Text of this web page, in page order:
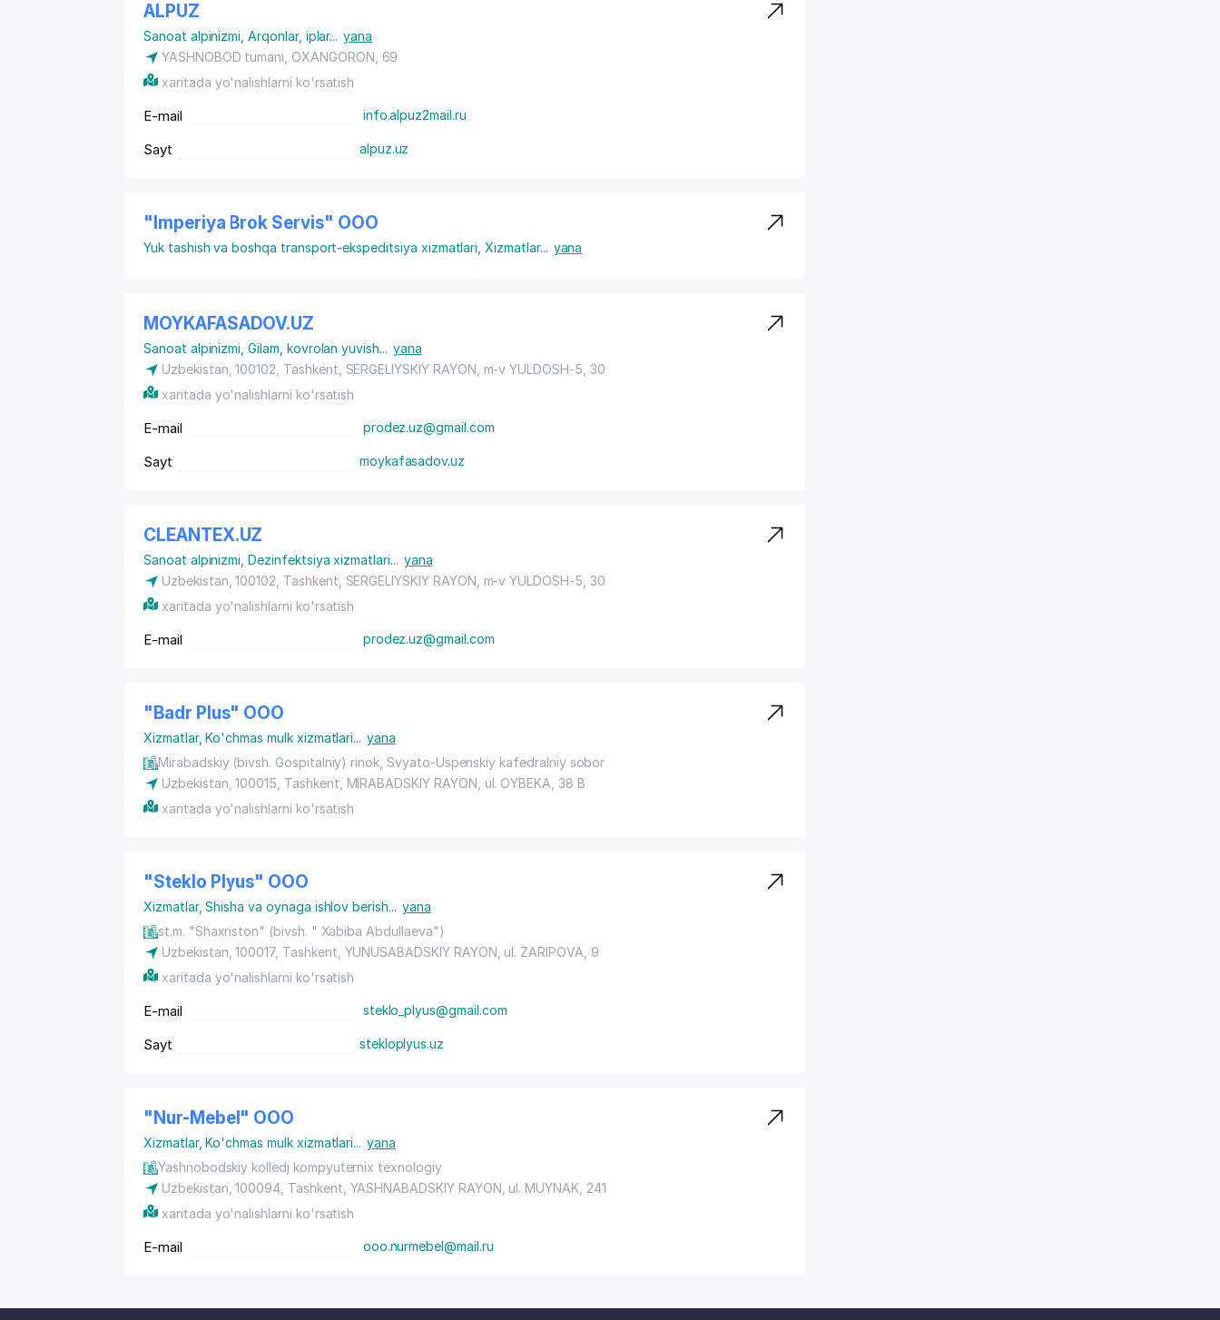
ALPUZ
Sanoat alpinizmi ,Arqonlar, iplar... yana
YASHNOBOD tumani, OXANGORON, 69
xaritada yo'nalishlarni ko'rsatish
E-mail info.alpuz2mail.ru
Sayt alpuz.uz
"Imperiya Brok Servis" ООО
Yuk tashish va boshqa transport-ekspeditsiya xizmatlari ,Xizmatlar... yana
MOYKAFASADOV.UZ
Sanoat alpinizmi ,Gilam, kovrolan yuvish... yana
Uzbekistan, 100102, Tashkent, SERGELIYSKIY RAYON , m-v YULDOSH-5, 30
xaritada yo'nalishlarni ko'rsatish
E-mail prodez.uz@gmail.com
Sayt moykafasadov.uz
CLEANTEX.UZ
Sanoat alpinizmi ,Dezinfektsiya xizmatlari... yana
Uzbekistan, 100102, Tashkent, SERGELIYSKIY RAYON , m-v YULDOSH-5, 30
xaritada yo'nalishlarni ko'rsatish
E-mail prodez.uz@gmail.com
"Badr Plus" ООО
Xizmatlar,Ko'chmas mulk xizmatlari... yana
Mirabadskiy (bivsh. Gospitalniy) rinok, Svyato-Uspenskiy kafedralniy sobor
Uzbekistan, 100015, Tashkent MIRABADSKIY RAYON ul. OYBEKA , 38 B
xaritada yo'nalishlarni ko'rsatish
"Steklo Plyus" ООО
Xizmatlar,Shisha va oynaga ishlov berish... yana
st.m. "Shaxriston" (bivsh. " Xabiba Abdullaeva")
Uzbekistan, 100017, Tashkent YUNUSABADSKIY RAYON , ul. ZARIPOVA, 9
xaritada yo'nalishlarni ko'rsatish
E-mail steklo_plyus@gmail.com
Sayt stekloplyus.uz
"Nur-Mebel" OOO
Xizmatlar,Ko'chmas mulk xizmatlari... yana
Yashnobodskiy kolledj kompyuternix texnologiy
Uzbekistan, 100094, Tashkent YASHNABADSKIY RAYON , ul. MUYNAK, 241
xaritada yo'nalishlarni ko'rsatish
E-mail ooo.nurmebel@mail.ru